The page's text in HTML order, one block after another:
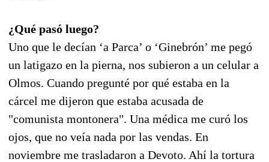
¿Qué pasó luego?
Uno que le decían ‘a Parca’ o ‘Ginebrón’ me pegó
un latigazo en la pierna, nos subieron a un celular a
Olmos. Cuando pregunté por qué estaba en la
cárcel me dijeron que estaba acusada de
"comunista montonera". Una médica me curó los
ojos, que no veía nada por las vendas. En
noviembre me trasladaron a Devoto. Ahí la tortura